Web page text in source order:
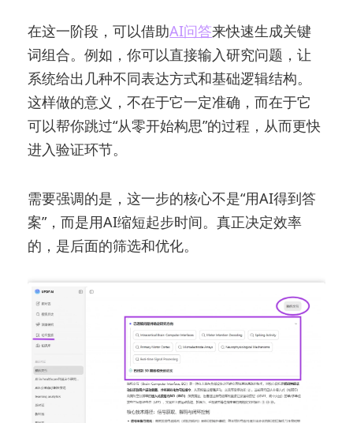
在这一阶段，可以借助AI问答来快速生成关键
词组合。例如，你可以直接输入研究问题，让
系统给出几种不同表达方式和基础逻辑结构。
这样做的意义，不在于它一定准确，而在于它
可以帮你跳过“从零开始构思”的过程，从而更快
进入验证环节。
需要强调的是，这一步的核心不是“用AI得到答
案”，而是用AI缩短起步时间。真正决定效率
的，是后面的筛选和优化。